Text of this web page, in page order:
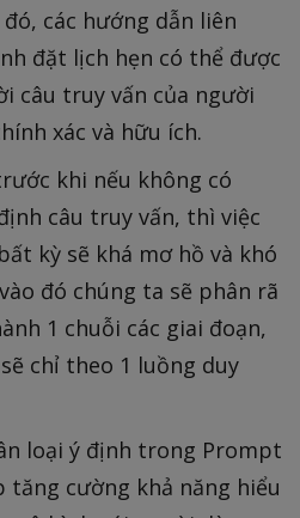
các hướng dẫn liên
đặt lịch hẹn có thể được
câu truy vấn của người
xác và hữu ích.
khi nếu không có
câu truy vấn, thì việc
kỳ sẽ khá mơ hồ và khó
đó chúng ta sẽ phân rã
1 chuỗi các giai đoạn,
chỉ theo 1 luồng duy
loại ý định trong Prompt
tăng cường khả năng hiểu